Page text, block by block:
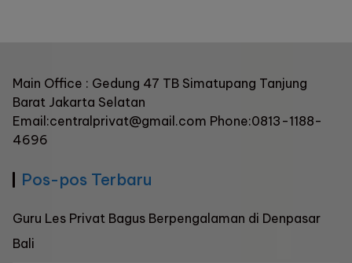
Main Office : Gedung 47 TB Simatupang Tanjung
Barat Jakarta Selatan
Email:centralprivat@gmail.com Phone:0813-1188-
4696
Pos-pos Terbaru
Guru Les Privat Bagus Berpengalaman di Denpasar
Bali